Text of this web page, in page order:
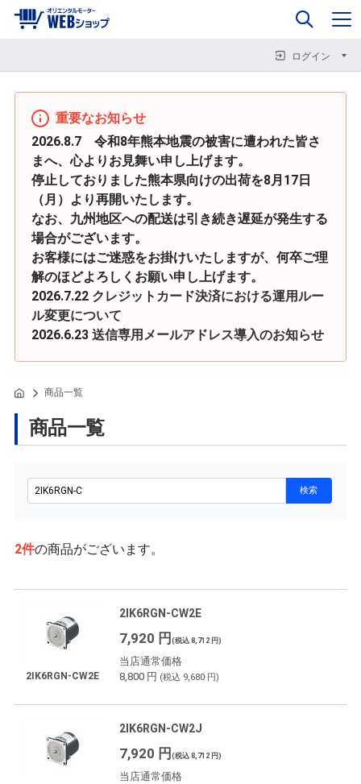
企業情報
ログイン
カート 0
重要なお知らせ
2026.8.7 令和8年熊本地震の被害に遭われた皆さ
まへ、心よりお見舞い申し上げます。
停止しておりました熊本県向けの出荷を8月17日
（月）より再開いたします。
なお、九州地区への配送は引き続き遅延が発生する
場合がございます。
お客様にはご迷惑をお掛けいたしますが、何卒ご理
解のほどよろしくお願い申し上げます。
2026.7.22 クレジットカード決済における運用ルー
ル変更について
2026.6.23 送信専用メールアドレス導入のお知らせ
商品一覧
商品一覧
2件の商品がございます。
2IK6RGN-CW2E
2IK6RGN-CW2E
7,920 円 (税込 8,712 円)
当店通常価格
8,800 円 (税込 9,680 円)
2IK6RGN-CW2J
7,920 円 (税込 8,712 円)
当店通常価格